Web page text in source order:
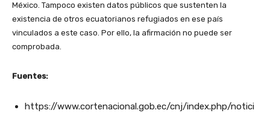
México. Tampoco existen datos públicos que sustenten la
existencia de otros ecuatorianos refugiados en ese país
vinculados a este caso. Por ello, la afirmación no puede ser
comprobada.
Fuentes:
https://www.cortenacional.gob.ec/cnj/index.php/notici